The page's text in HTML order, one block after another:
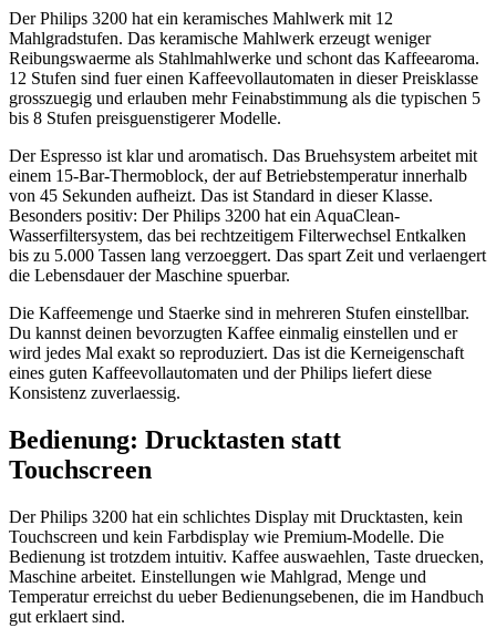
Der Philips 3200 hat ein keramisches Mahlwerk mit 12
Mahlgradstufen. Das keramische Mahlwerk erzeugt weniger
Reibungswaerme als Stahlmahlwerke und schont das Kaffeearoma.
12 Stufen sind fuer einen Kaffeevollautomaten in dieser Preisklasse
grosszuegig und erlauben mehr Feinabstimmung als die typischen 5
bis 8 Stufen preisguenstigerer Modelle.
Der Espresso ist klar und aromatisch. Das Bruehsystem arbeitet mit
einem 15-Bar-Thermoblock, der auf Betriebstemperatur innerhalb
von 45 Sekunden aufheizt. Das ist Standard in dieser Klasse.
Besonders positiv: Der Philips 3200 hat ein AquaClean-
Wasserfiltersystem, das bei rechtzeitigem Filterwechsel Entkalken
bis zu 5.000 Tassen lang verzoeggert. Das spart Zeit und verlaengert
die Lebensdauer der Maschine spuerbar.
Die Kaffeemenge und Staerke sind in mehreren Stufen einstellbar.
Du kannst deinen bevorzugten Kaffee einmalig einstellen und er
wird jedes Mal exakt so reproduziert. Das ist die Kerneigenschaft
eines guten Kaffeevollautomaten und der Philips liefert diese
Konsistenz zuverlaessig.
Bedienung: Drucktasten statt
Touchscreen
Der Philips 3200 hat ein schlichtes Display mit Drucktasten, kein
Touchscreen und kein Farbdisplay wie Premium-Modelle. Die
Bedienung ist trotzdem intuitiv. Kaffee auswaehlen, Taste druecken,
Maschine arbeitet. Einstellungen wie Mahlgrad, Menge und
Temperatur erreichst du ueber Bedienungsebenen, die im Handbuch
gut erklaert sind.